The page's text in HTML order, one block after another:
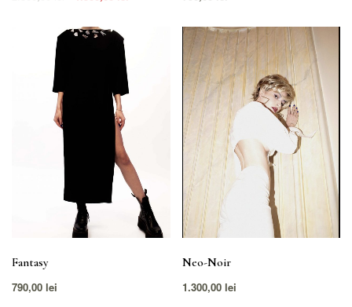
Fantasy
790,00 lei
Neo-Noir
1.300,00 lei